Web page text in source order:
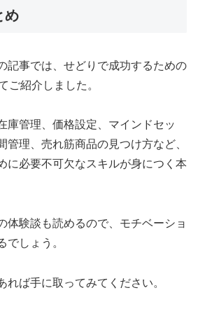
め
記事では、せどりで成功するための
ご紹介しました。
庫管理、価格設定、マインドセッ
管理、売れ筋商品の見つけ方など、
に必要不可欠なスキルが身につく本
体験談も読めるので、モチベーショ
でしょう。
れば手に取ってみてください。